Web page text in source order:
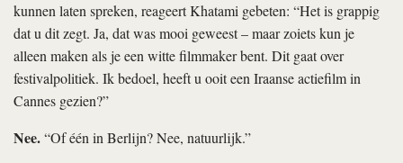
kunnen laten spreken, reageert Khatami gebeten: “Het is grappig
dat u dit zegt. Ja, dat was mooi geweest – maar zoiets kun je
alleen maken als je een witte filmmaker bent. Dit gaat over
festivalpolitiek. Ik bedoel, heeft u ooit een Iraanse actiefilm in
Cannes gezien?”
Nee.“Of één in Berlijn? Nee, natuurlijk.”